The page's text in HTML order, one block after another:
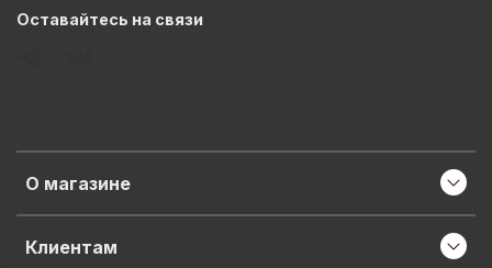
О магазине
Клиентам
Оставайтесь на связи